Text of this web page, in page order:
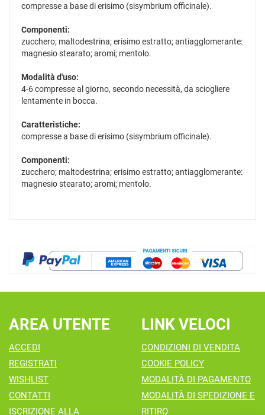
compresse a base di erisimo (sisymbrium officinale).
Componenti:
zucchero; maltodestrina; erisimo estratto; antiagglomerante:
magnesio stearato; aromi; mentolo.
Modalità d'uso:
4-6 compresse al giorno, secondo necessità, da sciogliere
lentamente in bocca.
Caratteristiche:
compresse a base di erisimo (sisymbrium officinale).
Componenti:
zucchero; maltodestrina; erisimo estratto; antiagglomerante:
magnesio stearato; aromi; mentolo.
AREA UTENTE
ACCEDI
REGISTRATI
WISHLIST
CONTATTI
ISCRIZIONE ALLA
LINK VELOCI
CONDIZIONI DI VENDITA
COOKIE POLICY
MODALITÀ DI PAGAMENTO
MODALITÀ DI SPEDIZIONE E
RITIRO